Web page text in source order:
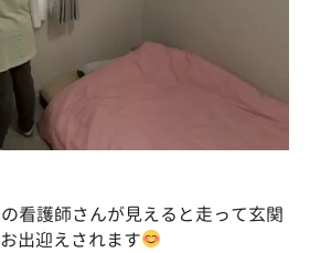
看護師さんが見えると走って玄関
出迎えされます